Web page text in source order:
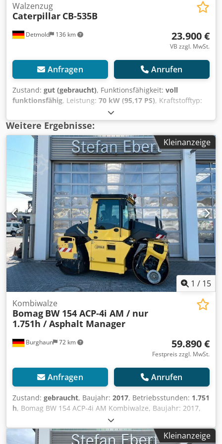
Detmold 136 km
Walzenzug
Caterpillar CB-535B
23.900 €
VB zzgl. MwSt.
Anfragen Anrufen
Zustand: gut (gebraucht), Funktionsfähigkeit: voll
funktionsfähig, Leistung: 70 kW (95,17 PS), Kraftstofftyp:
, Leergewicht:
Betriebsstunden:7.540 h, Ausstattung:Kabine, Cat CB-
535B Walzenzug, BJ 1999 mit 7.540h Betriebsstunden,
Gewicht 13.400kg, sofort einsatzbereit, Transport und
Lieferung möglich, wir erstellen auch Zoll / Exportpapiere,
Besichtigung nach Absprache auch am Wochenende
möglich. Csdpfx Asyuzpnshiorf
Weitere Ergebnisse:
Kleinanzeige
1 / 15
Burghaun 72 km
Kombiwalze
Bomag BW 154 ACP-4i AM / nur
1.751h / Asphalt Manager
59.890 €
Festpreis zzgl. MwSt.
Anfragen Anrufen
Zustand: gebraucht, Baujahr: 2017, Betriebsstunden: 1.751
h, Bomag BW 154 ACP-4i AM Kombiwalze, Baujahr: 2017,
Betriebsstunden: nur 1.751h, Motor: Kubota[55,4kW/75PS],
Asphalt Manager 2, Asphaltschneide beidseitig, Gewicht:
7.400kg, Glattbandbandage, guter Zustand, sofortKleinanzeige